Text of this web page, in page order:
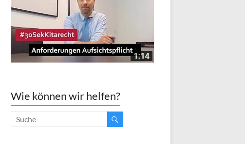
Wie können wir helfen?